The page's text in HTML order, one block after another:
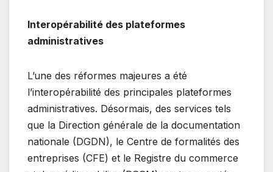
Interopérabilité des plateformes
administratives
L’une des réformes majeures a été
l’interopérabilité des principales plateformes
administratives. Désormais, des services tels
que la Direction générale de la documentation
nationale (DGDN), le Centre de formalités des
entreprises (CFE) et le Registre du commerce